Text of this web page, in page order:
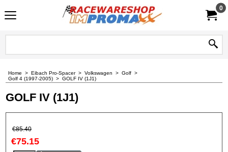
0
Home > Eibach Pro-Spacer> Volkswagen > Golf >
Golf 4 (1997-2005) > GOLF IV (1J1)
GOLF IV (1J1)
€85.40
€75.15